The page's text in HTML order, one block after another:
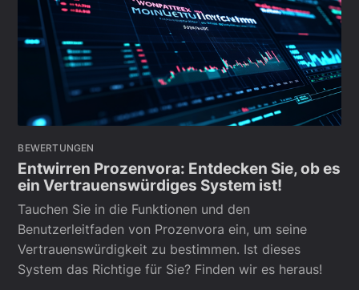
BEWERTUNGEN
Entwirren Prozenvora: Entdecken Sie, ob es
ein Vertrauenswürdiges System ist!
Tauchen Sie in die Funktionen und den
Benutzerleitfaden von Prozenvora ein, um seine
Vertrauenswürdigkeit zu bestimmen. Ist dieses
System das Richtige für Sie? Finden wir es heraus!